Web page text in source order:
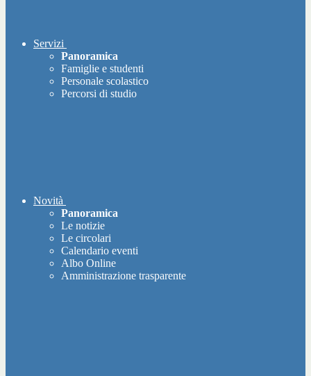
Servizi
Panoramica
Famiglie e studenti
Personale scolastico
Percorsi di studio
Novità
Panoramica
Le notizie
Le circolari
Calendario eventi
Albo Online
Amministrazione trasparente